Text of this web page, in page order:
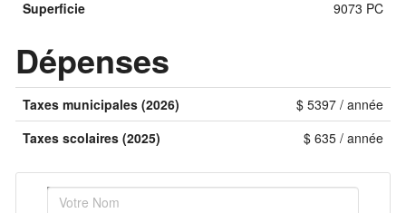
Superficie
9073 PC
Dépenses
Taxes municipales (2026)
$ 5397 / année
Taxes scolaires (2025)
$ 635 / année